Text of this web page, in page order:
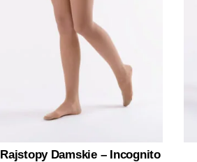
Rajstopy Damskie – Incognito